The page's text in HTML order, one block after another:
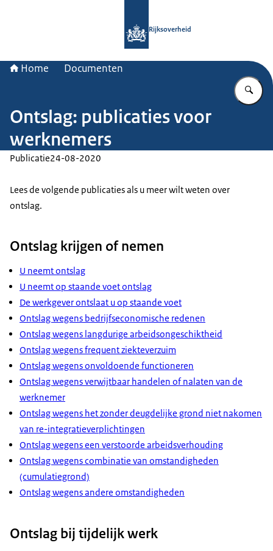
Rijksoverheid
Home Documenten
Ontslag: publicaties voor
werknemers
Publicatie24-08-2020
Lees de volgende publicaties als u meer wilt weten over
ontslag.
Ontslag krijgen of nemen
U neemt ontslag
U neemt op staande voet ontslag
De werkgever ontslaat u op staande voet
Ontslag wegens bedrijfseconomische redenen
Ontslag wegens langdurige arbeidsongeschiktheid
Ontslag wegens frequent ziekteverzuim
Ontslag wegens onvoldoende functioneren
Ontslag wegens verwijtbaar handelen of nalaten van de
werknemer
Ontslag wegens het zonder deugdelijke grond niet nakomen
van re-integratieverplichtingen
Ontslag wegens een verstoorde arbeidsverhouding
Ontslag wegens combinatie van omstandigheden
(cumulatiegrond)
Ontslag wegens andere omstandigheden
Ontslag bij tijdelijk werk